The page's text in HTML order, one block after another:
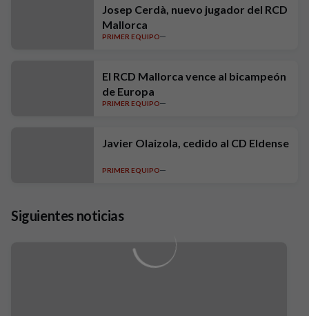
Josep Cerdà, nuevo jugador del RCD
Mallorca
PRIMER EQUIPO
El RCD Mallorca vence al bicampeón
de Europa
PRIMER EQUIPO
Javier Olaizola, cedido al CD Eldense
PRIMER EQUIPO
Siguientes noticias